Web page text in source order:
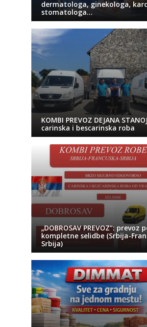
dermatologa, ginekologa,
stomatologa…
KOMBI PREVOZ DEJANA
carinska i bescarinska roba
„DOBROSAV PREVOZ“: prevoz
kompletne selidbe (Srbija-
Srbija)